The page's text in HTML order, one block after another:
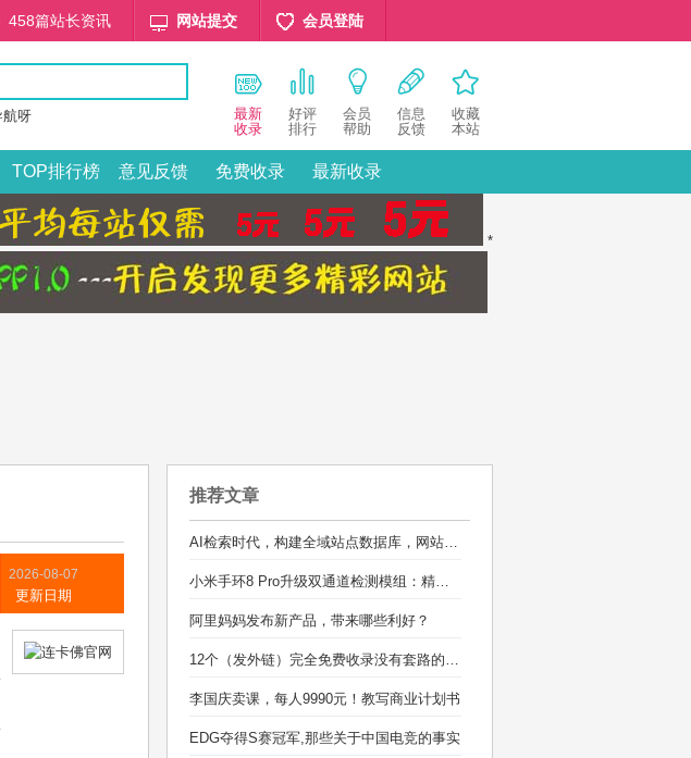
458篇站长资讯 网站提交 会员登陆
航呀
最新
收录
好评
排行
会员
帮助
信息
反馈
收藏
本站
TOP排行榜 意见反馈 免费收录 最新收录
*
2026-08-07
更新日期
推荐文章
AI检索时代，构建全域站点数据库，网站库上线运营
小米手环8 Pro升级双通道检测模组：精准度媲美手表
阿里妈妈发布新产品，带来哪些利好？
12个（发外链）完全免费收录没有套路的分类目录网站
李国庆卖课，每人9990元！教写商业计划书
EDG夺得S赛冠军,那些关于中国电竞的事实